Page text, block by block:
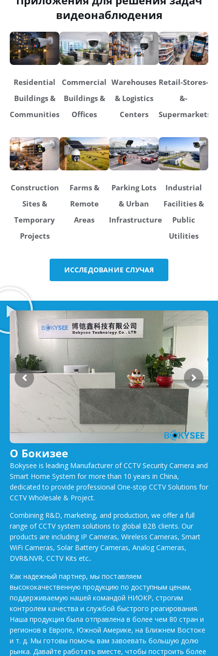
видеонаблюдения
Residential
Buildings &
Communities
Commercial
Buildings &
Offices
Warehouses
& Logistics
Centers
Retail-Stores-
&-
Supermarkets
Construction
Sites &
Temporary
Projects
Farms &
Remote
Areas
Parking Lots
& Urban
Infrastructure
Industrial
Facilities &
Public
Utilities
ИССЛЕДОВАНИЕ СЛУЧАЯ
О Бокизее
Bokysee is leading Manufacturer of CCTV Security Camera and
Smart Home System for more than 10 years in China,
dedicated to provide professional One-stop CCTV Solutions for
CCTV Wholesale & Project.
Combining R&D, marketing, and production, we offer a full
range of CCTV system solutions to global B2B clients. Our
products are including IP Cameras, Wireless Cameras, Smart
WiFi Cameras, Solar Battery Cameras, Analog Cameras,
DVR&NVR, CCTV Kits etc..
Как надежный партнер, мы поставляем
высококачественную продукцию по доступным ценам,
поддерживаемую нашей командой НИОКР, строгим
контролем качества и службой быстрого реагирования.
Наша продукция была отправлена в более чем 80 стран и
регионов в Европе, Южной Америке, на Ближнем Востоке
и т. д. Мы готовы помочь вам завоевать большую долю
рынка. Давайте работать вместе, чтобы построить более